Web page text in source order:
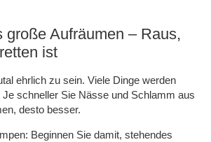
große Aufräumen – Raus,
ist
ehrlich zu sein. Viele Dinge werden
schneller Sie Nässe und Schlamm aus
desto besser.
Beginnen Sie damit, stehendes